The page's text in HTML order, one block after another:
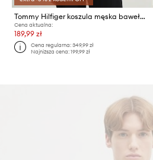
Tommy Hilfiger koszula męska bawełniana
Cena aktualna:
189,99 zł
Cena regularna:349,99 zł
Najniższa cena:199,99 zł